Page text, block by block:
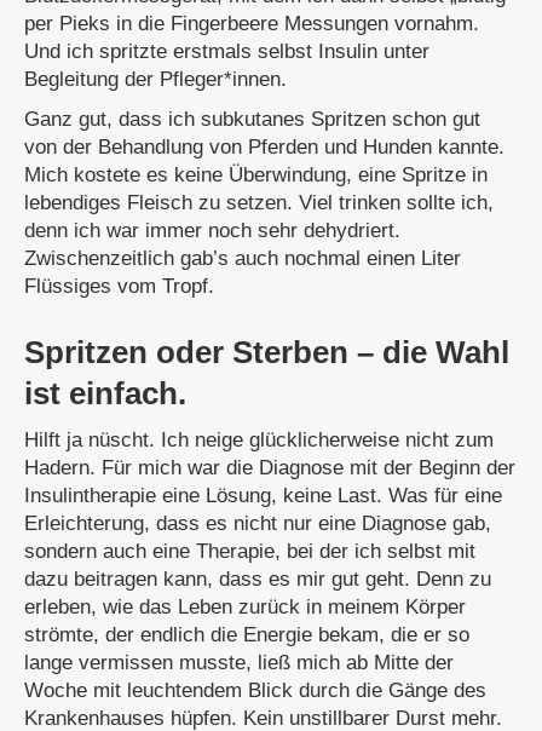
per Pieks in die Fingerbeere Messungen vornahm.
Und ich spritzte erstmals selbst Insulin unter
Begleitung der Pfleger*innen.
Ganz gut, dass ich subkutanes Spritzen schon gut
von der Behandlung von Pferden und Hunden kannte.
Mich kostete es keine Überwindung, eine Spritze in
lebendiges Fleisch zu setzen. Viel trinken sollte ich,
denn ich war immer noch sehr dehydriert.
Zwischenzeitlich gab’s auch nochmal einen Liter
Flüssiges vom Tropf.
Spritzen oder Sterben – die Wahl
ist einfach.
Hilft ja nüscht. Ich neige glücklicherweise nicht zum
Hadern. Für mich war die Diagnose mit der Beginn der
Insulintherapie eine Lösung, keine Last. Was für eine
Erleichterung, dass es nicht nur eine Diagnose gab,
sondern auch eine Therapie, bei der ich selbst mit
dazu beitragen kann, dass es mir gut geht. Denn zu
erleben, wie das Leben zurück in meinem Körper
strömte, der endlich die Energie bekam, die er so
lange vermissen musste, ließ mich ab Mitte der
Woche mit leuchtendem Blick durch die Gänge des
Krankenhauses hüpfen. Kein unstillbarer Durst mehr.